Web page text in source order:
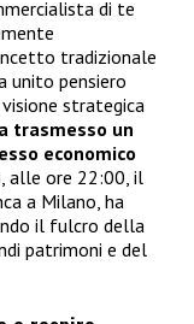
di te
tradizionale
unito pensiero
strategica
trasmesso un
economico
alle ore 22:00, il
a Milano, ha
il fulcro della
patrimoni e del